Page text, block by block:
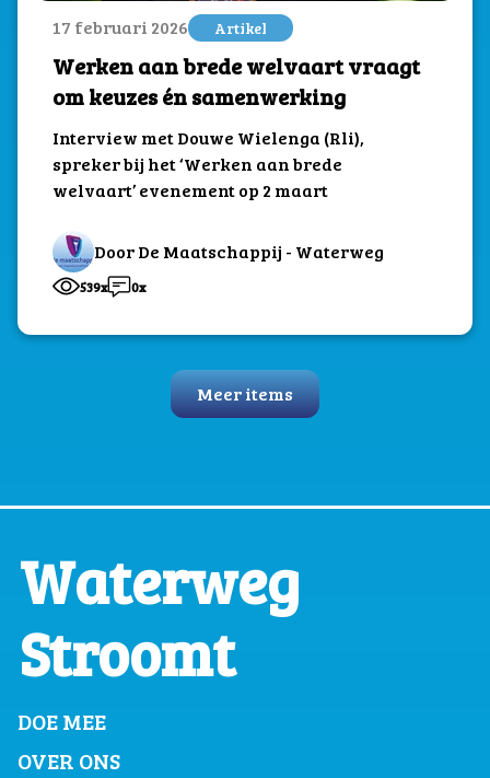
17 februari 2026 Artikel
Werken aan brede welvaart vraagt
om keuzes én samenwerking
Interview met Douwe Wielenga (Rli),
spreker bij het ‘Werken aan brede
welvaart’ evenement op 2 maart
Door De Maatschappij - Waterweg
539x 0x
Meer items
Waterweg
Stroomt
DOE MEE
OVER ONS